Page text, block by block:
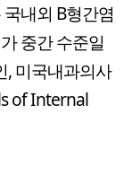
내외 B형간염
중간 수준일
, 미국내과의사
of Internal